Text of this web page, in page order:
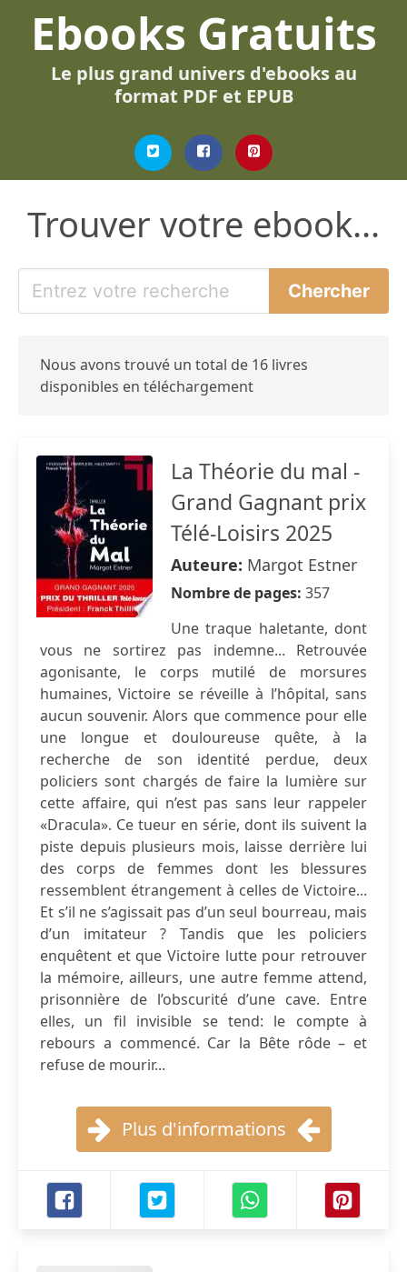
Ebooks Gratuits
Le plus grand univers d'ebooks au
format PDF et EPUB
Trouver votre ebook...
Nous avons trouvé un total de 16 livres
disponibles en téléchargement
La Théorie du mal -
Grand Gagnant prix
Télé-Loisirs 2025
Auteure: Margot Estner
Nombre de pages: 357
Une traque haletante, dont
vous ne sortirez pas indemne... Retrouvée
agonisante, le corps mutilé de morsures
humaines, Victoire se réveille à l’hôpital, sans
aucun souvenir. Alors que commence pour elle
une longue et douloureuse quête, à la
recherche de son identité perdue, deux
policiers sont chargés de faire la lumière sur
cette affaire, qui n’est pas sans leur rappeler
«Dracula». Ce tueur en série, dont ils suivent la
piste depuis plusieurs mois, laisse derrière lui
des corps de femmes dont les blessures
ressemblent étrangement à celles de Victoire...
Et s’il ne s’agissait pas d’un seul bourreau, mais
d’un imitateur ? Tandis que les policiers
enquêtent et que Victoire lutte pour retrouver
la mémoire, ailleurs, une autre femme attend,
prisonnière de l’obscurité d’une cave. Entre
elles, un fil invisible se tend: le compte à
rebours a commencé. Car la Bête rôde – et
refuse de mourir...
Plus d'informations